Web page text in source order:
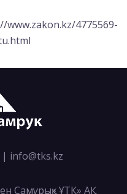
www.zakon.kz/4775569-
| info@tks.kz
Самұрық» ҰТК» АҚ